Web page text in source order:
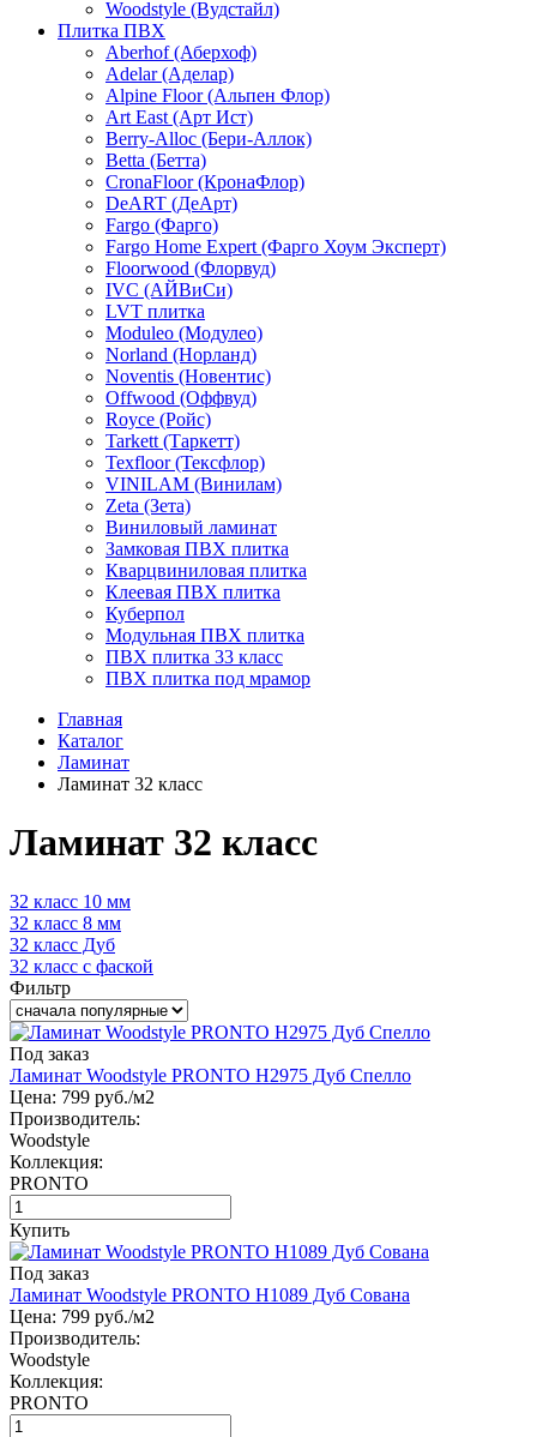
Woodstyle (Вудстайл)
Плитка ПВХ
Aberhof (Аберхоф)
Adelar (Аделар)
Alpine Floor (Альпен Флор)
Art East (Арт Ист)
Berry-Alloc (Бери-Аллок)
Betta (Бетта)
CronaFloor (КронаФлор)
DeART (ДеАрт)
Fargo (Фарго)
Fargo Home Expert (Фарго Хоум Эксперт)
Floorwood (Флорвуд)
IVC (АЙВиСи)
LVT плитка
Moduleo (Модулео)
Norland (Норланд)
Noventis (Новентис)
Offwood (Оффвуд)
Royce (Ройс)
Tarkett (Таркетт)
Texfloor (Тексфлор)
VINILAM (Винилам)
Zeta (Зета)
Виниловый ламинат
Замковая ПВХ плитка
Кварцвиниловая плитка
Клеевая ПВХ плитка
Куберпол
Модульная ПВХ плитка
ПВХ плитка 33 класс
ПВХ плитка под мрамор
Главная
Каталог
Ламинат
Ламинат 32 класс
Ламинат 32 класс
32 класс 10 мм
32 класс 8 мм
32 класс Дуб
32 класс с фаской
Фильтр
Под заказ
Ламинат Woodstyle PRONTO H2975 Дуб Спелло
Цена: 799 руб./м2
Производитель:
Woodstyle
Коллекция:
PRONTO
Купить
Под заказ
Ламинат Woodstyle PRONTO H1089 Дуб Сована
Цена: 799 руб./м2
Производитель:
Woodstyle
Коллекция:
PRONTO